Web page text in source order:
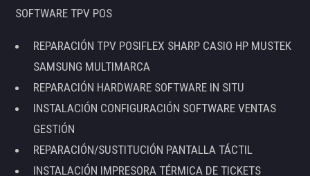
SOFTWARE TPV POS
REPARACIÓN TPV POSIFLEX SHARP CASIO HP MUSTEK
SAMSUNG MULTIMARCA
REPARACIÓN HARDWARE SOFTWARE IN SITU
INSTALACIÓN CONFIGURACIÓN SOFTWARE VENTAS
GESTIÓN
REPARACIÓN/SUSTITUCIÓN PANTALLA TÁCTIL
INSTALACIÓN IMPRESORA TÉRMICA DE TICKETS